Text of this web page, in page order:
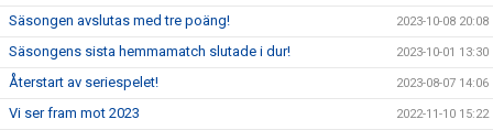
Säsongen avslutas med tre poäng! 2023-10-08 20:08
Säsongens sista hemmamatch slutade i dur! 2023-10-01 13:30
Återstart av seriespelet! 2023-08-07 14:06
Vi ser fram mot 2023 2022-11-10 15:22